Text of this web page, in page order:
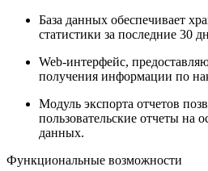
База данных обеспечивает
статистики за последние 30
Web-интерфейс,
получения информации по
Модуль экспорта отчетов
пользовательские отчеты на
данных.
Функциональные возможности